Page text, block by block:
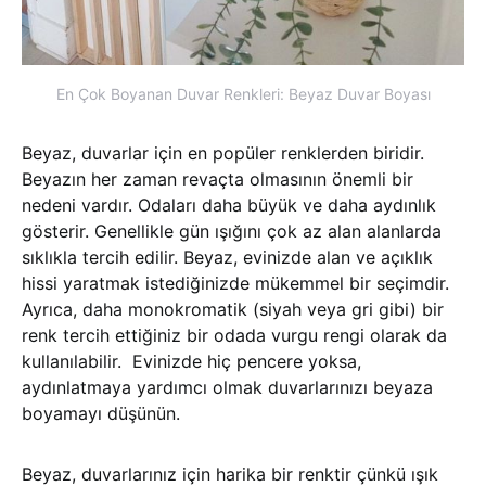
En Çok Boyanan Duvar Renkleri: Beyaz Duvar Boyası
Beyaz, duvarlar için en popüler renklerden biridir.
Beyazın her zaman revaçta olmasının önemli bir
nedeni vardır. Odaları daha büyük ve daha aydınlık
gösterir. Genellikle gün ışığını çok az alan alanlarda
sıklıkla tercih edilir. Beyaz, evinizde alan ve açıklık
hissi yaratmak istediğinizde mükemmel bir seçimdir.
Ayrıca, daha monokromatik (siyah veya gri gibi) bir
renk tercih ettiğiniz bir odada vurgu rengi olarak da
kullanılabilir. Evinizde hiç pencere yoksa,
aydınlatmaya yardımcı olmak duvarlarınızı beyaza
boyamayı düşünün.
Beyaz, duvarlarınız için harika bir renktir çünkü ışık